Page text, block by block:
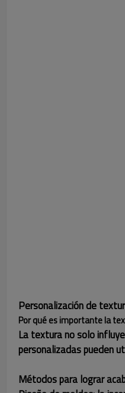
Personalización de
Por qué es importante la
La textura no solo
personalizadas pueden
Métodos para lograr